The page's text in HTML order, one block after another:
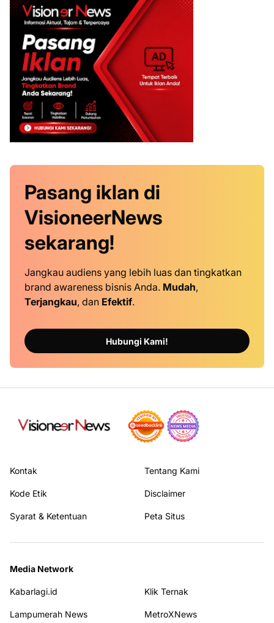
Pasang iklan di
VisioneerNews
sekarang!
Jangkau audiens yang lebih luas dan tingkatkan
brand awareness bisnis Anda. Mudah,
Terjangkau, dan Efektif.
Hubungi Kami!
Kontak Tentang Kami
Kode Etik Disclaimer
Syarat & Ketentuan Peta Situs
Media Network
Kabarlagi.id Klik Ternak
Lampumerah News MetroXNews